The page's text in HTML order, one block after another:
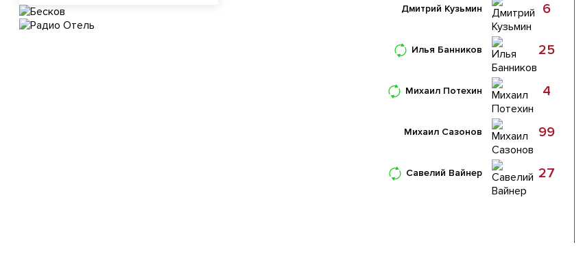
Дмитрий Кузьмин 6
Илья Банников 25
Михаил Потехин 4
Михаил Сазонов 99
Савелий Вайнер 27